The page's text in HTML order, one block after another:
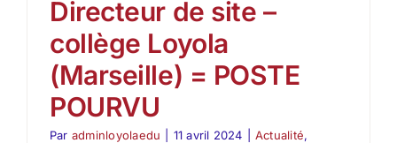
Directeur de site –
collège Loyola
(Marseille) = POSTE
POURVU
Par adminloyolaedu 11 avril 2024 Actualité,